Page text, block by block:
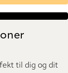
til dig og dit